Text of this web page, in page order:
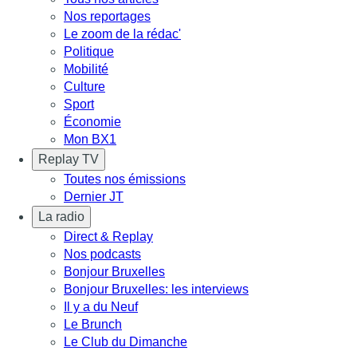
Nos reportages
Le zoom de la rédac'
Politique
Mobilité
Culture
Sport
Économie
Mon BX1
Replay TV
Toutes nos émissions
Dernier JT
La radio
Direct & Replay
Nos podcasts
Bonjour Bruxelles
Bonjour Bruxelles: les interviews
Il y a du Neuf
Le Brunch
Le Club du Dimanche